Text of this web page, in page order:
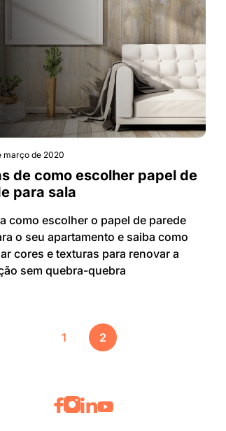
março de 2020
de como escolher papel de
para sala
como escolher o papel de parede
o seu apartamento e saiba como
cores e texturas para renovar a
sem quebra-quebra
1 2